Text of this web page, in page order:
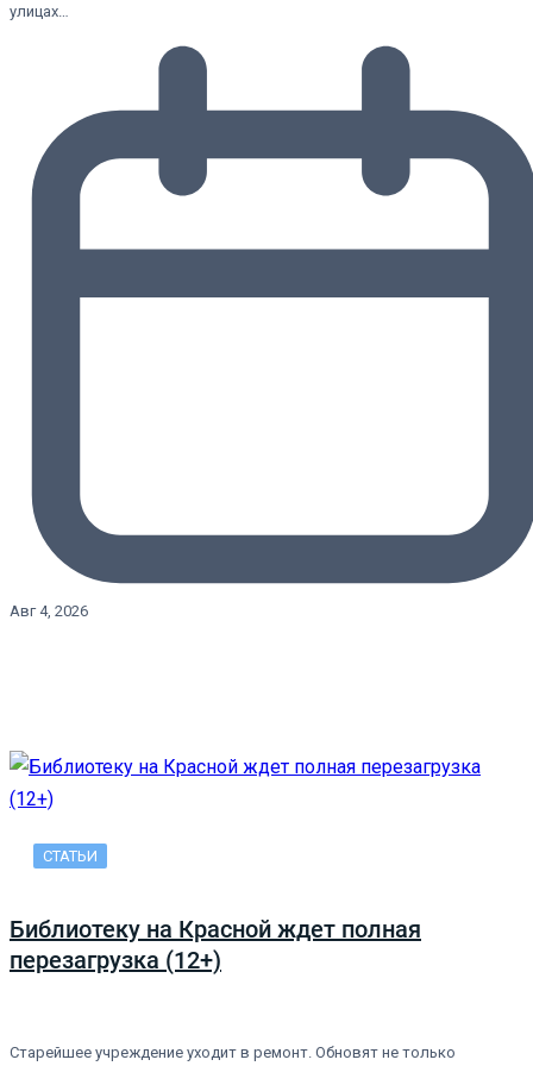
улицах…
Авг 4, 2026
СТАТЬИ
Библиотеку на Красной ждет полная
перезагрузка (12+)
Старейшее учреждение уходит в ремонт. Обновят не только